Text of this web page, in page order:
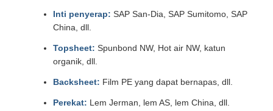
Inti penyerap: SAP San-Dia, SAP Sumitomo, SAP
China, dll.
Topsheet: Spunbond NW, Hot air NW, katun
organik, dll.
Backsheet: Film PE yang dapat bernapas, dll.
Perekat: Lem Jerman, lem AS, lem China, dll.